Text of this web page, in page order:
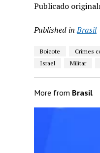
Publicado
Published in Brasil
Boicote Crimes
Israel
Militar
More from Brasil